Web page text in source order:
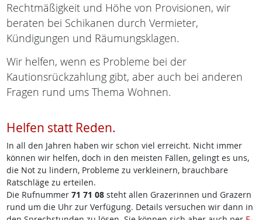
Rechtmäßigkeit und Höhe von Provisionen, wir
beraten bei Schikanen durch Vermieter,
Kündigungen und Räumungsklagen.
Wir helfen, wenn es Probleme bei der
Kautionsrückzahlung gibt, aber auch bei anderen
Fragen rund ums Thema Wohnen.
Helfen statt Reden.
In all den Jahren haben wir schon viel erreicht. Nicht immer
können wir helfen, doch in den meisten Fällen, gelingt es uns,
die Not zu lindern, Probleme zu verkleinern, brauchbare
Ratschläge zu erteilen.
Die Rufnummer 71 71 08steht allen Grazerinnen und Grazern
rund um die Uhr zur Verfügung. Details versuchen wir dann in